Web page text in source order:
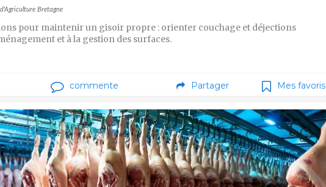
Bretagne
pour maintenir un gisoir propre : orienter couchage et déjections
et à la gestion des surfaces.
commente Partager Mes favoris